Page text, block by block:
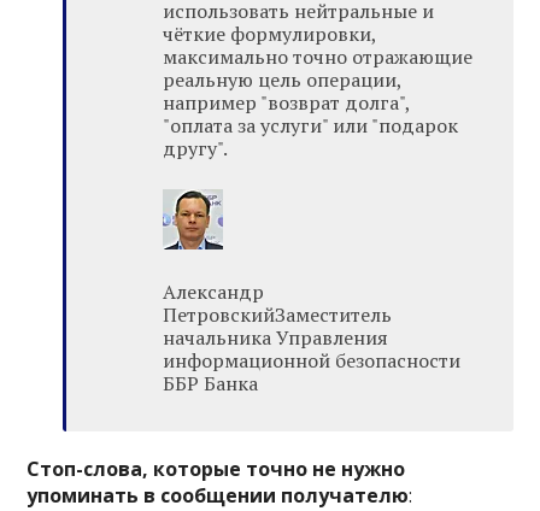
использовать нейтральные и
чёткие формулировки,
максимально точно отражающие
реальную цель операции,
например "возврат долга",
"оплата за услуги" или "подарок
другу".
Александр
ПетровскийЗаместитель
начальника Управления
информационной безопасности
ББР Банка
Стоп-слова, которые точно не нужно
упоминать в сообщении получателю: